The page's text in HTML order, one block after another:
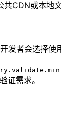
CDN或本地文
发者会选择
证需求。